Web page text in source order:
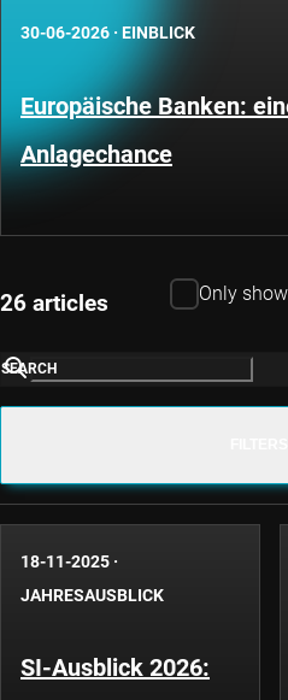
30-06-2026 · EINBLICK
Europäische Banken:
Anlagechance
26 articles Only
SEARCH
18-11-2025 ·
JAHRESAUSBLICK
SI-Ausblick 2026: